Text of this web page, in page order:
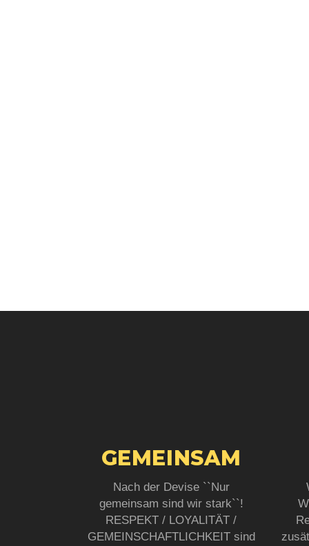
GEMEINSAM
Nach der Devise ``Nur
gemeinsam sind wir stark``!
RESPEKT / LOYALITÄT /
GEMEINSCHAFTLICHKEIT sind